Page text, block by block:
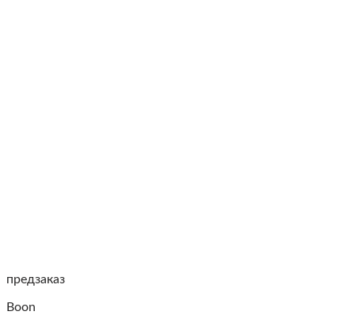
предзаказ
Boon